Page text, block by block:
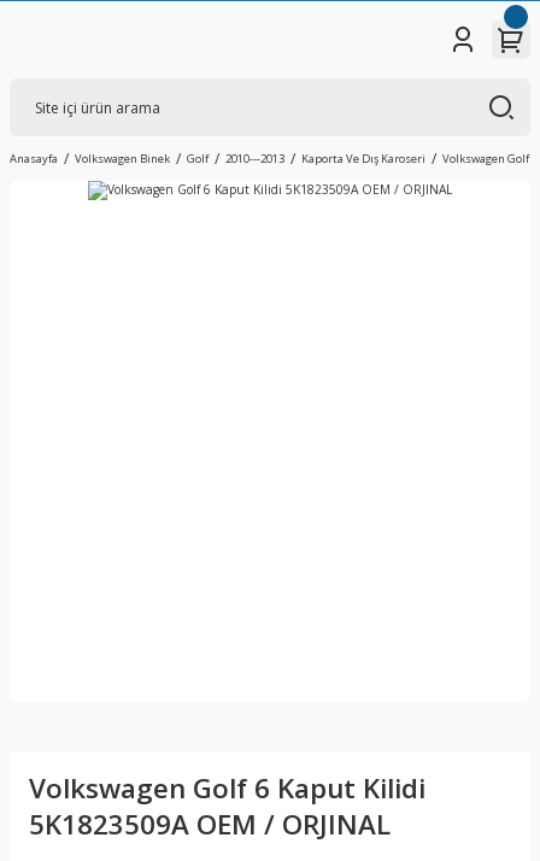
Anasayfa Volkswagen Binek Golf 2010---2013 Kaporta Ve Dış Karoseri Volkswagen Golf 6
Volkswagen Golf 6 Kaput Kilidi
5K1823509A OEM / ORJINAL